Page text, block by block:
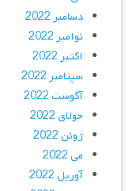
دسامبر 2022
نوامبر 2022
اکتبر 2022
سپتامبر 2022
آگوست 2022
جولای 2022
ژوئن 2022
می 2022
آوریل 2022